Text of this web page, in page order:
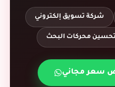
شركة تسويق إلكتروني
تحسين محركات البحث
سعر مجاني